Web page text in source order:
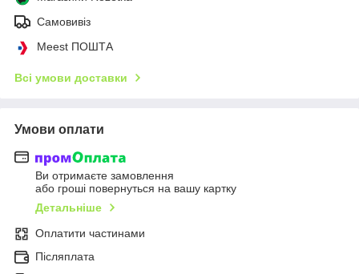
Самовивіз
Meest ПОШТА
Всі умови доставки
Умови оплати
Ви отримаєте замовлення
або гроші повернуться на вашу картку
Детальніше
Оплатити частинами
Післяплата